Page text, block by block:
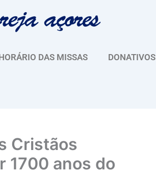
DAS MISSAS DONATIVOS
Cristãos
1700 anos do